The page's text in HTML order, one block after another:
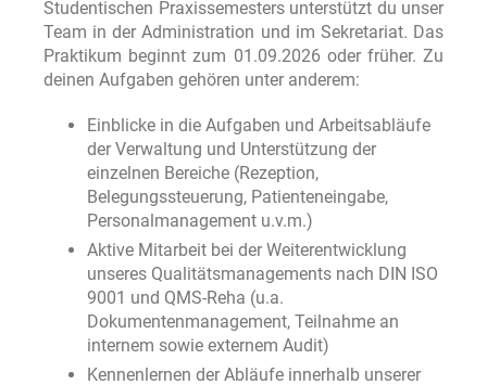
Studentischen Praxissemesters unterstützt du unser
Team in der Administration und im Sekretariat. Das
Praktikum beginnt zum 01.09.2026 oder früher. Zu
deinen Aufgaben gehören unter anderem:
Einblicke in die Aufgaben und Arbeitsabläufe
der Verwaltung und Unterstützung der
einzelnen Bereiche (Rezeption,
Belegungssteuerung, Patienteneingabe,
Personalmanagement u.v.m.)
Aktive Mitarbeit bei der Weiterentwicklung
unseres Qualitätsmanagements nach DIN ISO
9001 und QMS-Reha (u.a.
Dokumentenmanagement, Teilnahme an
internem sowie externem Audit)
Kennenlernen der Abläufe innerhalb unserer